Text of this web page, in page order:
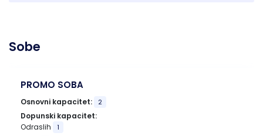
Sobe
PROMO SOBA
Osnovni kapacitet: 2
Dopunski kapacitet:
Odraslih
1